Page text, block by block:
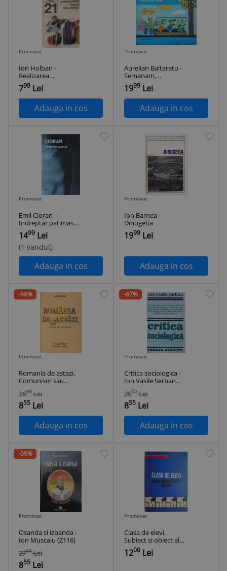
Promovat
Ion Holban -
Realizarea
personalitatii:
hazard sau stiinta?
799 Lei
Adauga in cos
Promovat
Aurelian Baltaretu -
Semanam,
Recoltam
1999 Lei
Adauga in cos
Promovat
Emil Cioran -
Indreptar patimas
(1991)
1499 Lei
(1 vandut)
Adauga in cos
Promovat
Ion Barnea -
Dinogetia
1999 Lei
Adauga in cos
-68%
Promovat
Romania de astazi.
Comunism sau
independenta? -
1990 - Ion Ratiu
($D80)
2699 Lei
855 Lei
Adauga in cos
-67%
Promovat
Critica sociologica -
Ion Vasile Serban
(N69)
2602 Lei
855 Lei
Adauga in cos
-69%
Promovat
Osanda si izbanda -
Ion Muscalu (Z116)
2741 Lei
855 Lei
Promovat
Clasa de elevi.
Subiect si obiect al
actului educativ –
Vasile Popeanca
1200 Lei